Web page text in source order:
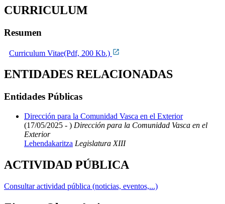
CURRICULUM
Resumen
Curriculum Vitae(Pdf, 200 Kb.)
ENTIDADES RELACIONADAS
Entidades Públicas
Dirección para la Comunidad Vasca en el Exterior
(17/05/2025 - ) Dirección para la Comunidad Vasca en el
Exterior
Lehendakaritza Legislatura XIII
ACTIVIDAD PÚBLICA
Consultar actividad pública (noticias, eventos,...)